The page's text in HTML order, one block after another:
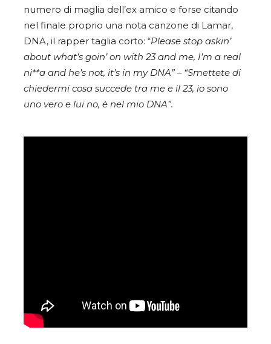
numero di maglia dell’ex amico e forse citando
nel finale proprio una nota canzone di Lamar,
DNA, il rapper taglia corto: “Please stop askin’
about what’s goin’ on with 23 and me, I’m a real
ni**a and he’s not, it’s in my DNA” – “Smettete di
chiedermi cosa succede tra me e il 23, io sono
uno vero e lui no, è nel mio DNA”.